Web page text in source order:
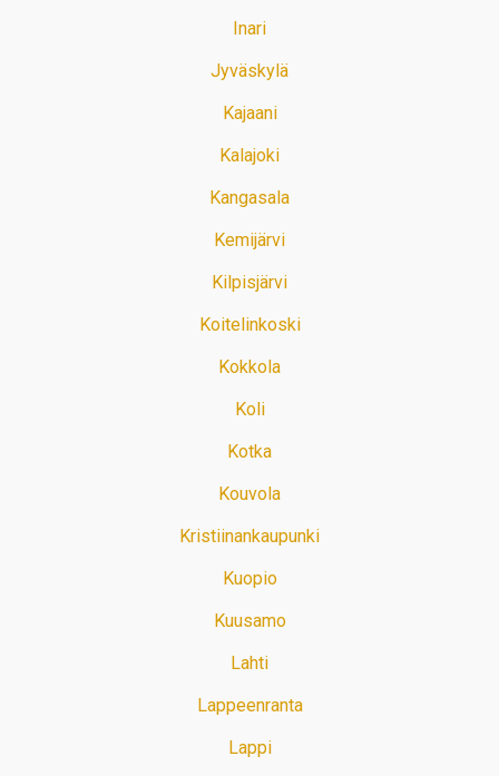
Inari
Jyväskylä
Kajaani
Kalajoki
Kangasala
Kemijärvi
Kilpisjärvi
Koitelinkoski
Kokkola
Koli
Kotka
Kouvola
Kristiinankaupunki
Kuopio
Kuusamo
Lahti
Lappeenranta
Lappi